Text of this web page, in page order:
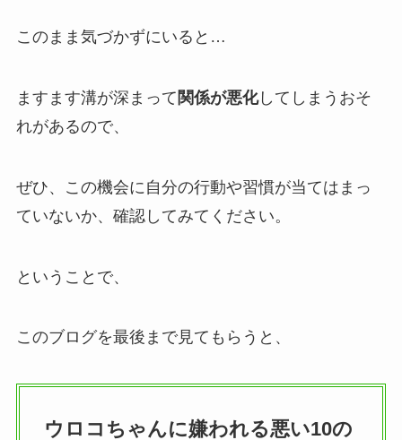
このまま気づかずにいると…
ますます溝が深まって 関係が悪化してしまうおそ
れがあるので、
ぜひ、この機会に自分の行動や習慣が当てはまっ
ていないか、確認してみてください。
ということで、
このブログを最後まで見てもらうと、
ウロコちゃんに嫌われる悪い10の